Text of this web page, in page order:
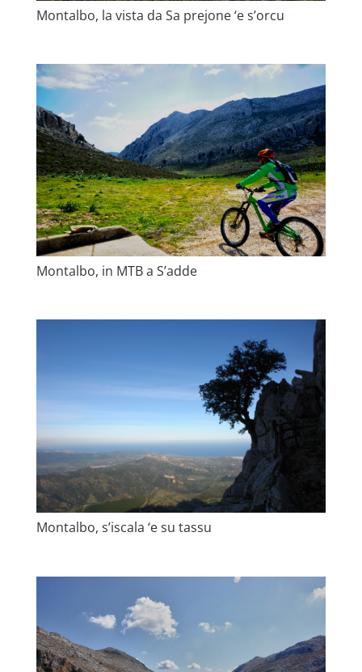
Montalbo, la vista da Sa prejone ‘e s’orcu
Montalbo, in MTB a S’adde
Montalbo, s’iscala ‘e su tassu